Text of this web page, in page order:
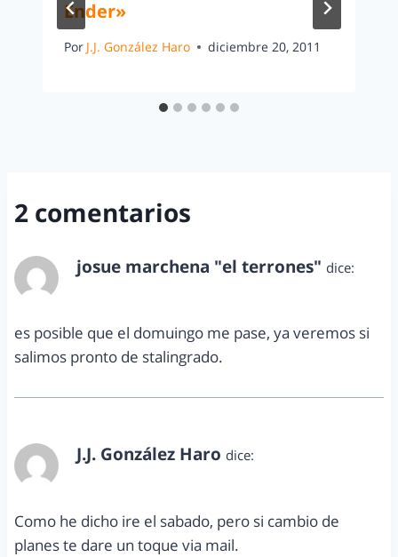
Ender»
Por J.J. González Haro diciembre 20, 2011
2 comentarios
josue marchena "el terrones" dice:
es posible que el domuingo me pase, ya veremos si
salimos pronto de stalingrado.
J.J. González Haro dice:
Como he dicho ire el sabado, pero si cambio de
planes te dare un toque via mail.